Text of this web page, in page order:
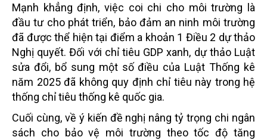
Mạnh khẳng định, việc coi chi cho môi trường là
đầu tư cho phát triển, bảo đảm an ninh môi trường
đã được thể hiện tại điểm a khoản 1 Điều 2 dự thảo
Nghị quyết. Đối với chỉ tiêu GDP xanh, dự thảo Luật
sửa đổi, bổ sung một số điều của Luật Thống kê
năm 2025 đã không quy định chỉ tiêu này trong hệ
thống chỉ tiêu thống kê quốc gia.
Cuối cùng, về ý kiến đề nghị nâng tỷ trọng chi ngân
sách cho bảo vệ môi trường theo tốc độ tăng